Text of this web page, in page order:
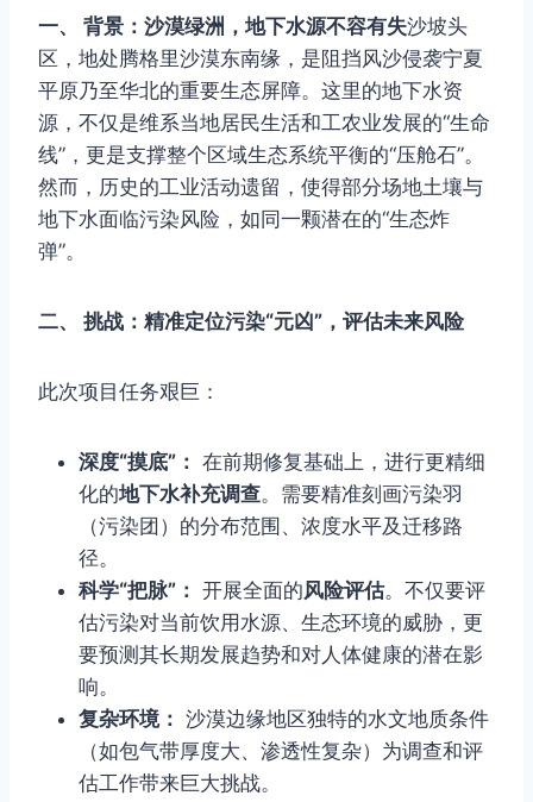
一、 背景：沙漠绿洲，地下水源不容有失沙坡头
区，地处腾格里沙漠东南缘，是阻挡风沙侵袭宁夏
平原乃至华北的重要生态屏障。这里的地下水资
源，不仅是维系当地居民生活和工农业发展的“生命
线”，更是支撑整个区域生态系统平衡的“压舱石”。
然而，历史的工业活动遗留，使得部分场地土壤与
地下水面临污染风险，如同一颗潜在的“生态炸
弹”。
二、 挑战：精准定位污染“元凶”，评估未来风险
此次项目任务艰巨：
深度“摸底”： 在前期修复基础上，进行更精细
化的地下水补充调查。需要精准刻画污染羽
（污染团）的分布范围、浓度水平及迁移路
径。
科学“把脉”： 开展全面的风险评估。不仅要评
估污染对当前饮用水源、生态环境的威胁，更
要预测其长期发展趋势和对人体健康的潜在影
响。
复杂环境： 沙漠边缘地区独特的水文地质条件
（如包气带厚度大、渗透性复杂）为调查和评
估工作带来巨大挑战。